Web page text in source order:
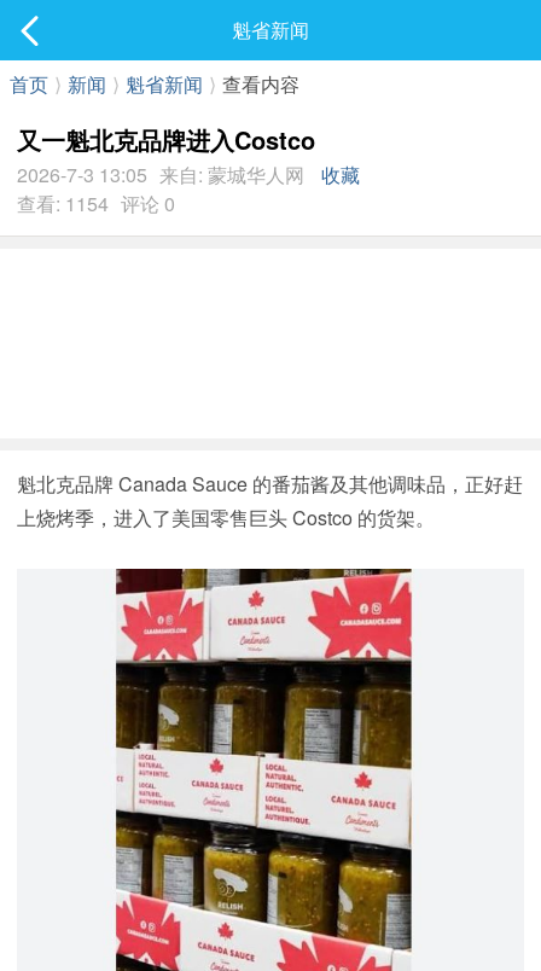
最新发表
魁省新闻
首页 ⟩ 新闻 ⟩ 魁省新闻 ⟩ 查看内容
又一魁北克品牌进入Costco
2026-7-3 13:05 来自: 蒙城华人网
收藏
查看: 1154 评论 0
魁北克品牌 Canada Sauce 的番茄酱及其他调味品，正好赶
上烧烤季，进入了美国零售巨头 Costco 的货架。